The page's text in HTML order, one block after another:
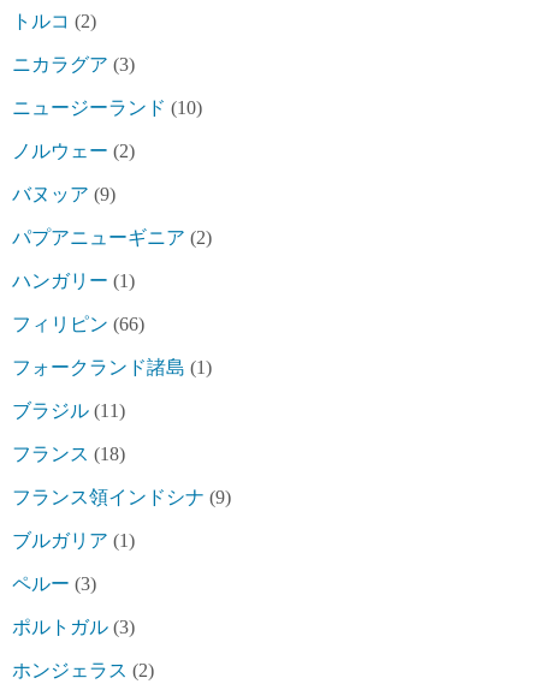
トルコ (2)
ニカラグア (3)
ニュージーランド (10)
ノルウェー (2)
バヌッア (9)
パプアニューギニア (2)
ハンガリー (1)
フィリピン (66)
フォークランド諸島 (1)
ブラジル (11)
フランス (18)
フランス領インドシナ (9)
ブルガリア (1)
ペルー (3)
ポルトガル (3)
ホンジェラス (2)